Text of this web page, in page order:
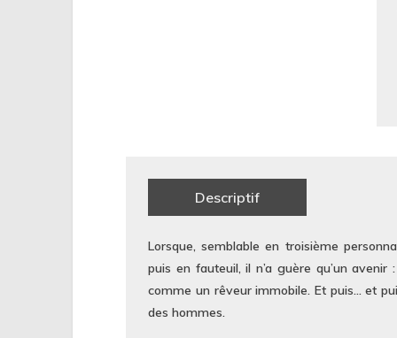
Descriptif
Lorsque, semblable en troisième
puis en fauteuil, il n’a guère qu’un avenir
comme un rêveur immobile. Et puis… et
des hommes.